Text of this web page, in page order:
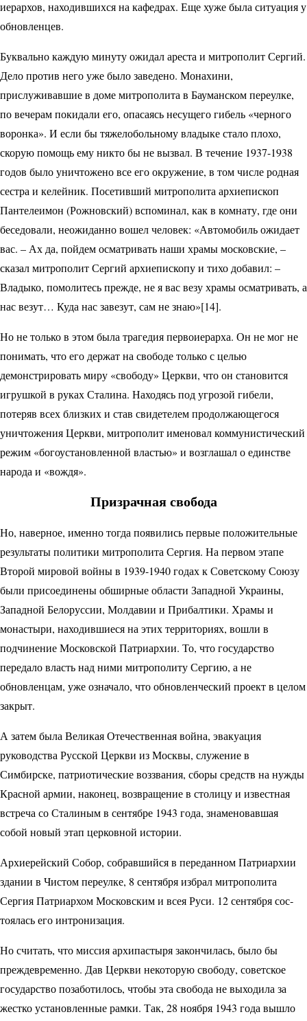
иерархов, находившихся на кафедрах. Еще хуже была ситуация у
обновленцев.
Буквально каждую минуту ожидал ареста и митрополит Сергий.
Дело против него уже было заведено. Монахини,
прислуживавшие в доме митрополита в Бауманском переулке,
по вечерам покидали его, опасаясь несущего гибель «черного
воронка». И если бы тяжелобольному владыке стало плохо,
скорую помощь ему никто бы не вызвал. В течение 1937-1938
годов было уничтожено все его окружение, в том числе родная
сестра и келейник. Посетивший митрополита архиепископ
Пантелеимон (Рожновский) вспоминал, как в комнату, где они
беседовали, неожиданно вошел человек: «Автомобиль ожидает
вас. – Ах да, пойдем осматривать наши храмы московские, –
сказал митрополит Сергий архиепископу и тихо добавил: –
Владыко, помолитесь прежде, не я вас везу храмы осматривать, а
нас везут… Куда нас завезут, сам не знаю»[14].
Но не только в этом была трагедия первоиерарха. Он не мог не
понимать, что его держат на свободе только с целью
демонстрировать миру «свободу» Церкви, что он становится
игрушкой в руках Сталина. Находясь под угрозой гибели,
потеряв всех близких и став свидетелем продолжающегося
уничтожения Церкви, митрополит именовал коммунистический
режим «богоустановленной властью» и возглашал о единстве
народа и «вождя».
Призрачная свобода
Но, наверное, именно тогда появились первые положительные
результаты политики мит­рополита Сергия. На первом этапе
Второй мировой войны в 1939-1940 годах к Советскому Союзу
были присоединены обширные области Западной Украины,
Западной Белоруссии, Молдавии и Прибалтики. Храмы и
монастыри, находившиеся на этих территориях, вошли в
подчинение Московской Пат­риархии. То, что государство
передало власть над ними митрополиту Сергию, а не
обновленцам, уже означало, что обновленческий проект в целом
закрыт.
А затем была Великая Отечественная война, эвакуация
руководства Русской Церкви из Мос­квы, служение в
Симбирске, патриотические воззвания, сборы средств на нужды
Красной армии, наконец, возвращение в столицу и известная
встреча со Сталиным в сентябре 1943 года, знаменовавшая
собой новый этап церковной истории.
Архиерейский Собор, собравшийся в переданном Патриархии
здании в Чистом переулке, 8 сентября избрал митрополита
Сергия Патриархом Московским и всея Руси. 12 сентября сос­
тоялась его интронизация.
Но считать, что миссия архипастыря закончилась, было бы
преждевременно. Дав Церкви некоторую свободу, советское
государство позаботилось, чтобы эта свобода не выходила за
жестко установленные рамки. Так, 28 ноября 1943 года вышло